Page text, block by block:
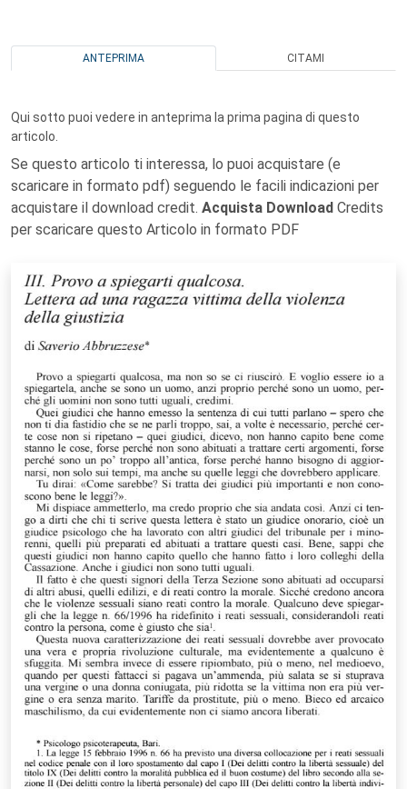
ANTEPRIMA CITAMI
Qui sotto puoi vedere in anteprima la prima pagina di questo
articolo.
Se questo articolo ti interessa, lo puoi acquistare (e
scaricare in formato pdf) seguendo le facili indicazioni per
acquistare il download credit. Acquista Download Credits
per scaricare questo Articolo in formato PDF